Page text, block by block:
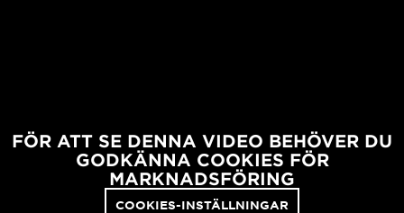
FÖR ATT SE DENNA VIDEO BEHÖVER DU
GODKÄNNA COOKIES FÖR
MARKNADSFÖRING
COOKIES-INSTÄLLNINGAR